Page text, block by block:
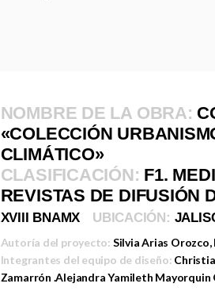
NOMBRE DE LA OBRA:
«COLECCIÓN
CLIMÁTICO»
CLASIFICACIÓN: F1.
REVISTAS DE DIFUSIÓN
XVIII BNAMX UBICACIÓN:
Autoría del proyecto: Silvia Arias Orozco,
Integrantes del equipo de diseño:
Zamarrón .Alejandra Yamileth Mayorquin